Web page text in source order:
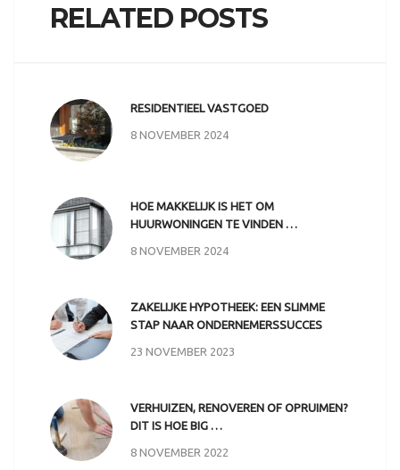
RELATED POSTS
RESIDENTIEEL VASTGOED
8 NOVEMBER 2024
HOE MAKKELIJK IS HET OM
HUURWONINGEN TE VINDEN …
8 NOVEMBER 2024
ZAKELIJKE HYPOTHEEK: EEN SLIMME
STAP NAAR ONDERNEMERSSUCCES
23 NOVEMBER 2023
VERHUIZEN, RENOVEREN OF OPRUIMEN?
DIT IS HOE BIG …
8 NOVEMBER 2022